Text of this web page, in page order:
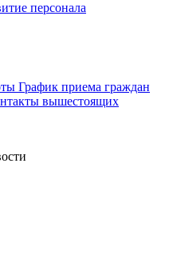
персонала
График приема граждан
вышестоящих